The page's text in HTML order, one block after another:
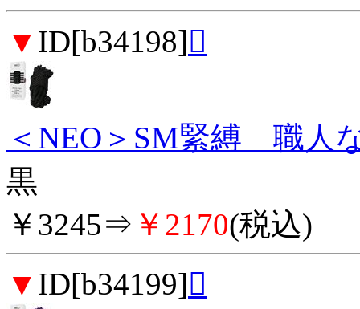
▼ ID[b34198]
＜NEO＞SM緊縛 職
黒
￥3245⇒ ￥2170(税込)
▼ ID[b34199]